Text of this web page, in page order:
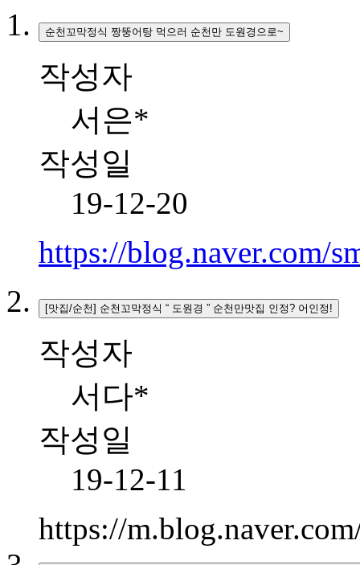
순천꼬막정식 짱뚱어탕 먹으러 순천만 도원경으로~
작성자
서은*
작성일
19-12-20
https://blog.naver.com/
[맛집/순천] 순천꼬막정식 “ 도원경 ” 순천만맛집 인정? 어인정!
작성자
서다*
작성일
19-12-11
https://